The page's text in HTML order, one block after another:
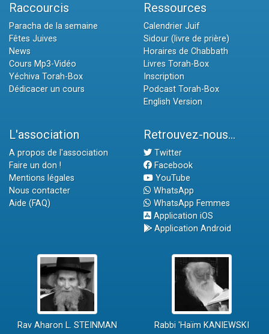
Raccourcis
Paracha de la semaine
Fêtes Juives
News
Cours Mp3-Vidéo
Yéchiva Torah-Box
Dédicacer un cours
Ressources
Calendrier Juif
Sidour (livre de prière)
Horaires de Chabbath
Livres Torah-Box
Inscription
Podcast Torah-Box
English Version
L'association
A propos de l'association
Faire un don !
Mentions légales
Nous contacter
Aide (FAQ)
Retrouvez-nous...
Twitter
Facebook
YouTube
WhatsApp
WhatsApp Femmes
Application iOS
Application Android
Rav Aharon L. STEINMAN Rabbi 'Haïm KANIEWSKI